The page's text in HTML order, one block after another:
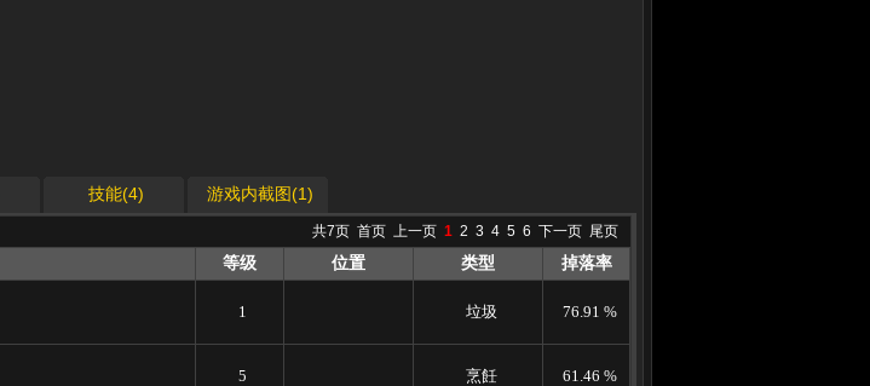
技能(4) 游戏内截图(1)
共7页 首页 上一页 1 2 3 4 5 6 下一页 尾页
等级 位置 类型 掉落率
1 垃圾 76.91 %
5 烹飪 61.46 %